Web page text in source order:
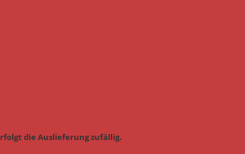
die Auslieferung zufällig.